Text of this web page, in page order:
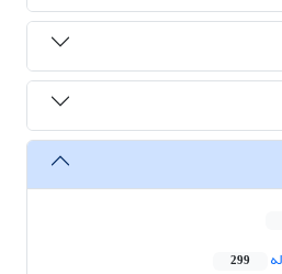
299